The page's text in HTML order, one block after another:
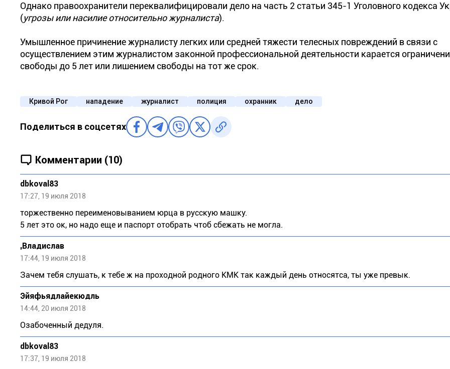
Однако правоохранители переквалифицировали дело на часть 2 статьи 345-1 Уголовного кодекса
(угрозы или насилие относительно журналиста).
Умышленное причинение журналисту легких или средней тяжести телесных повреждений в связи с
осуществлением этим журналистом законной профессиональной деятельности карается
свободы до 5 лет или лишением свободы на тот же срок.
Кривой Рог нападение журналист полиция охранник дело
Поделиться в соцсетях
Комментарии (10)
dbkoval83
17:27, 19 июля 2018
торжественно переименовыванием юрца в русскую машку.
5 лет это ок, но надо еще и паспорт отобрать чтоб сбежать не могла.
,Bладислaв
17:44, 19 июля 2018
Зачем тебя слушать, к тебе ж на проходной родного КМК так каждый день относятса, ты уже превык.
Эйяфьядлайекюдль
14:44, 20 июля 2018
Озабоченный дедуля.
dbkoval83
17:37, 19 июля 2018